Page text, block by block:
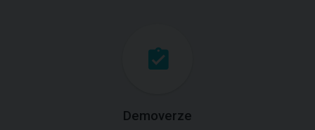
Demoverze